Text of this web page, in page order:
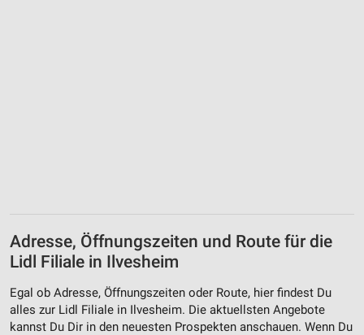
Adresse, Öffnungszeiten und Route für die
Lidl Filiale in Ilvesheim
Egal ob Adresse, Öffnungszeiten oder Route, hier findest Du
alles zur Lidl Filiale in Ilvesheim. Die aktuellsten Angebote
kannst Du Dir in den neuesten Prospekten anschauen. Wenn Du